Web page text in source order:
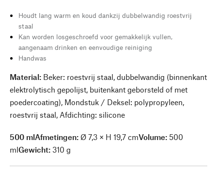
Houdt lang warm en koud dankzij dubbelwandig roestvrij
staal
Kan worden losgeschroefd voor gemakkelijk vullen,
aangenaam drinken en eenvoudige reiniging
Handwas
Material: Beker: roestvrij staal, dubbelwandig (binnenkant
elektrolytisch gepolijst, buitenkant geborsteld of met
poedercoating), Mondstuk / Deksel: polypropyleen,
roestvrij staal, Afdichting: silicone
500 mlAfmetingen: Ø 7,3 × H 19,7 cmVolume: 500
mlGewicht: 310 g